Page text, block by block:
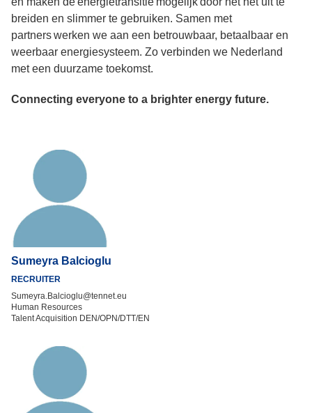
breiden en slimmer te gebruiken. Samen met
partners werken we aan een betrouwbaar, betaalbaar en
weerbaar energiesysteem. Zo verbinden we Nederland
met een duurzame toekomst.
Connecting everyone to a brighter energy future.
Sumeyra Balcioglu
RECRUITER
Sumeyra.Balcioglu@tennet.eu
Human Resources
Talent Acquisition DEN/OPN/DTT/EN